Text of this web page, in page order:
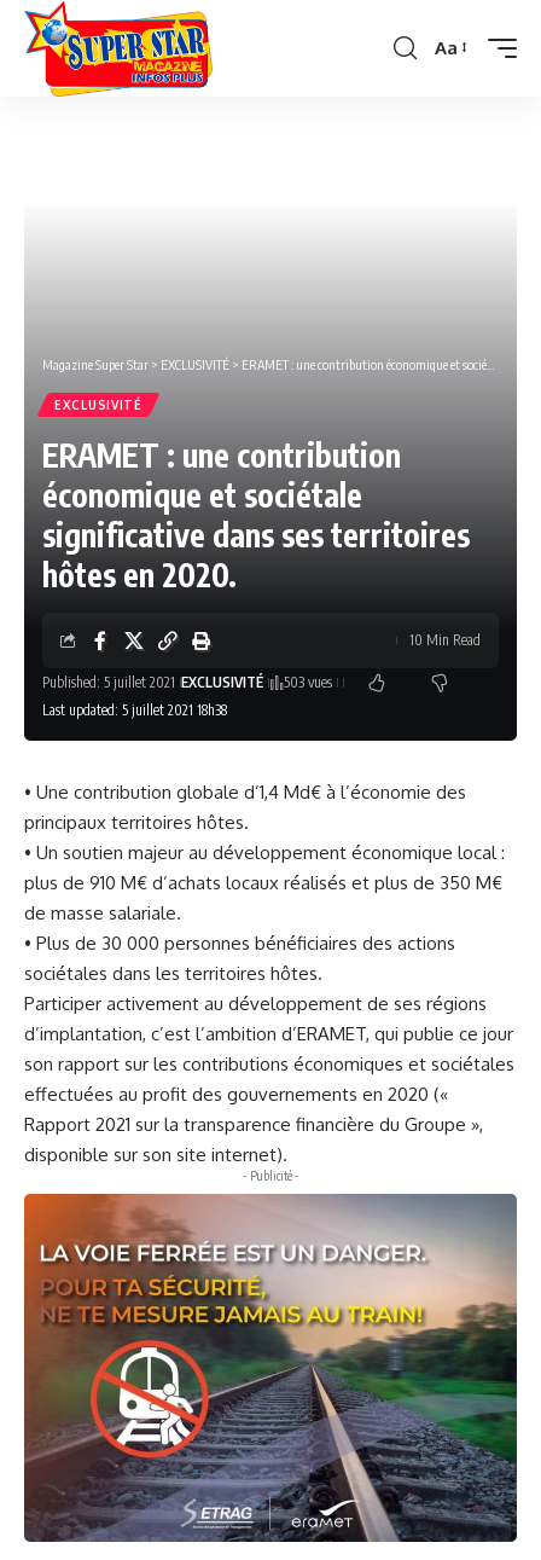
Font
Aa
Magazine Super Star > EXCLUSIVITÉ > ERAMET : une contribution économique et sociétale significative dans ses territoires hôtes en 2020.
EXCLUSIVITÉ
ERAMET : une contribution
économique et sociétale
significative dans ses territoires
hôtes en 2020.
Last updated: 5 juillet 2021 18h38
Published: 5 juillet 2021 EXCLUSIVITÉ 503 vues
10 Min Read
• Une contribution globale d’1,4 Md€ à l’économie des
principaux territoires hôtes.
• Un soutien majeur au développement économique local :
plus de 910 M€ d’achats locaux réalisés et plus de 350 M€
de masse salariale.
• Plus de 30 000 personnes bénéficiaires des actions
sociétales dans les territoires hôtes.
Participer activement au développement de ses régions
d’implantation, c’est l’ambition d’ERAMET, qui publie ce jour
son rapport sur les contributions économiques et sociétales
effectuées au profit des gouvernements en 2020 («
Rapport 2021 sur la transparence financière du Groupe »,
disponible sur son site internet).
- Publicité -